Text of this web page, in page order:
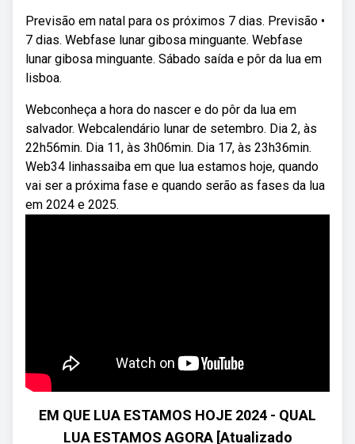
Previsão em natal para os próximos 7 dias. Previsão •
7 dias. Webfase lunar gibosa minguante. Webfase
lunar gibosa minguante. Sábado saída e pôr da lua em
lisboa.
Webconheça a hora do nascer e do pôr da lua em
salvador. Webcalendário lunar de setembro. Dia 2, às
22h56min. Dia 11, às 3h06min. Dia 17, às 23h36min.
Web34 linhassaiba em que lua estamos hoje, quando
vai ser a próxima fase e quando serão as fases da lua
em 2024 e 2025.
EM QUE LUA ESTAMOS HOJE 2024 - QUAL
LUA ESTAMOS AGORA [Atualizado